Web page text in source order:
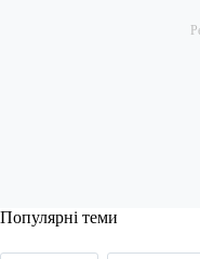
Популярні теми